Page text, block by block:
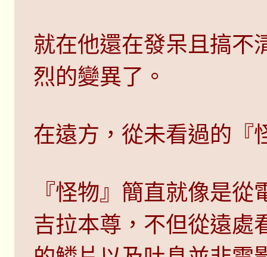
就在他還在發呆且搞不
烈的變異了。
在遠方，從未看過的『
『怪物』簡直就像是
吉拉本尊，不但從遠處